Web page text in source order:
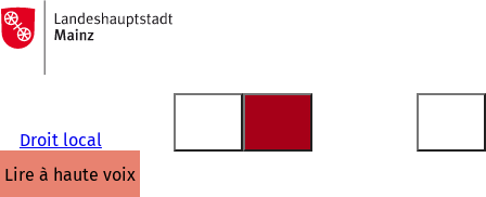
Accéder au contenu
Vers
la
page
d'accueil
Droit local
lire à haute voix